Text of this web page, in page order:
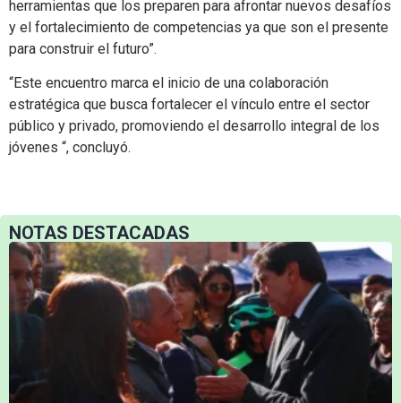
NOTAS DESTACADAS
herramientas que los preparen para afrontar nuevos desafíos
y el fortalecimiento de competencias ya que son el presente
para construir el futuro”.
“Este encuentro marca el inicio de una colaboración
estratégica que busca fortalecer el vínculo entre el sector
público y privado, promoviendo el desarrollo integral de los
jóvenes “, concluyó.